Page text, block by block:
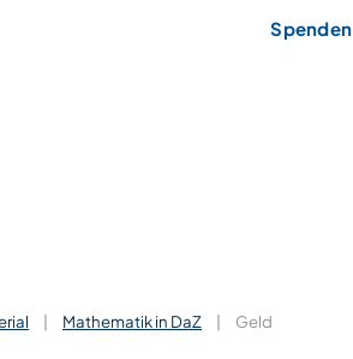
Spenden
| Mathematik in DaZ | Geld